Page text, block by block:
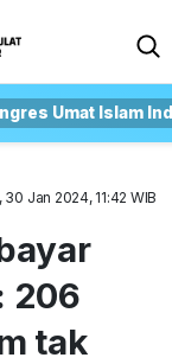
Umat Islam
30 Jan 2024, 11:42 WIB
206
tak